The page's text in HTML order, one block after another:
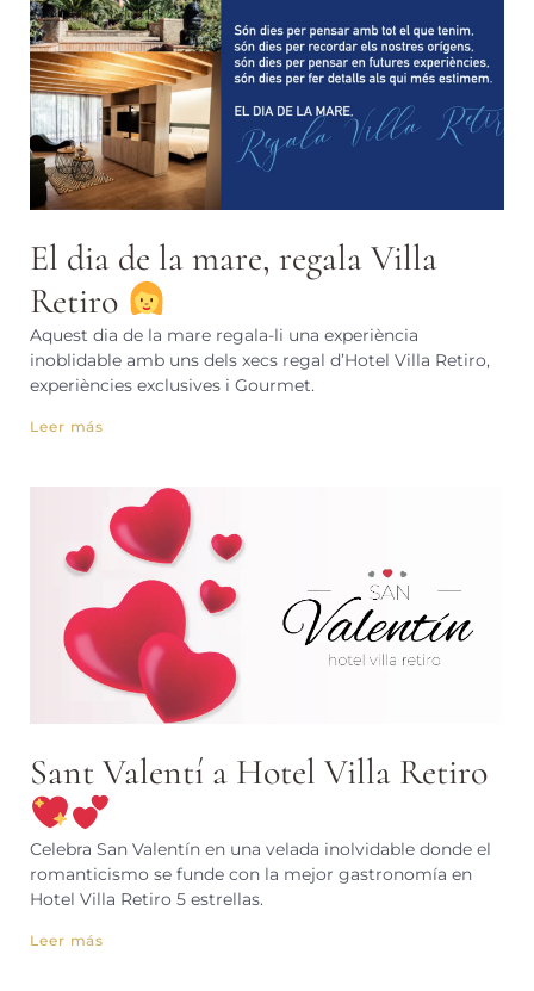
El dia de la mare, regala Villa
Retiro
Aquest dia de la mare regala-li una experiència
inoblidable amb uns dels xecs regal d’Hotel Villa Retiro,
experiències exclusives i Gourmet.
Leer más
Sant Valentí a Hotel Villa Retiro
Celebra San Valentín en una velada inolvidable donde el
romanticismo se funde con la mejor gastronomía en
Hotel Villa Retiro 5 estrellas.
Leer más